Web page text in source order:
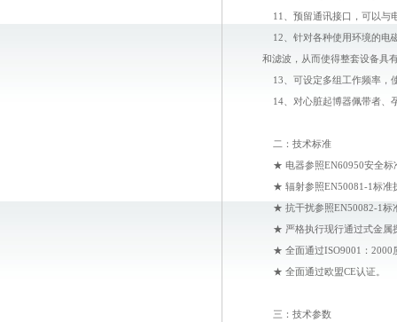
11、预留通讯接口，可以与
12、针对各种使用环境的电
和滤波，从而使得整套设备具
13、可设定多组工作频率，
14、对心脏起博器佩带者、
二：技术标准
★ 电器参照EN60950安全标
★ 辐射参照EN50081-1标准
★ 抗干扰参照EN50082-1标
★ 严格执行现行通过式金属
★ 全面通过ISO9001：2000
★ 全面通过欧盟CE认证。
三：技术参数